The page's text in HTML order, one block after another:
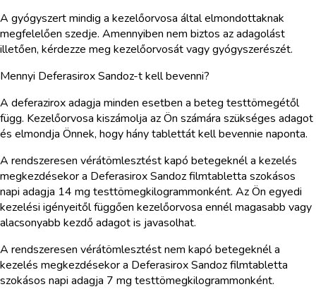
A gyógyszert mindig a kezelőorvosa által elmondottaknak
megfelelően szedje. Amennyiben nem biztos az adagolást
illetően, kérdezze meg kezelőorvosát vagy gyógyszerészét.
Mennyi Deferasirox Sandoz-t kell bevenni?
A deferazirox adagja minden esetben a beteg testtömegétől
függ. Kezelőorvosa kiszámolja az Ön számára szükséges adagot
és elmondja Önnek, hogy hány tablettát kell bevennie naponta.
A rendszeresen vérátömlesztést kapó betegeknél a kezelés
megkezdésekor a Deferasirox Sandoz filmtabletta szokásos
napi adagja 14 mg testtömegkilogrammonként. Az Ön egyedi
kezelési igényeitől függően kezelőorvosa ennél magasabb vagy
alacsonyabb kezdő adagot is javasolhat.
A rendszeresen vérátömlesztést nem kapó betegeknél a
kezelés megkezdésekor a Deferasirox Sandoz filmtabletta
szokásos napi adagja 7 mg testtömegkilogrammonként.